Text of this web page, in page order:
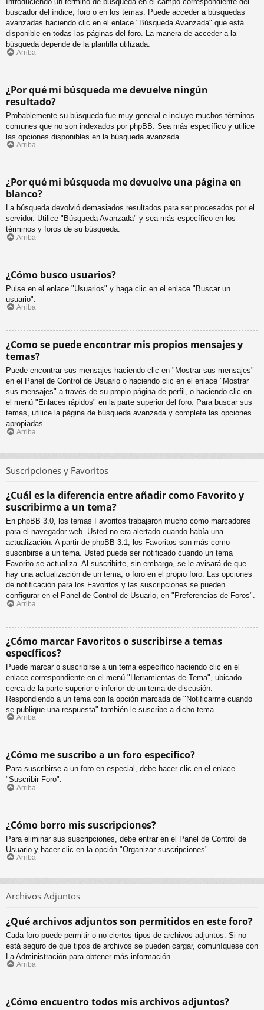
buscador del índice, foro o en los temas. Puede acceder a búsquedas
avanzadas haciendo clic en el enlace "Búsqueda Avanzada" que está
disponible en todas las páginas del foro. La manera de acceder a la
búsqueda depende de la plantilla utilizada.
Arriba
¿Por qué mi búsqueda me devuelve ningún
resultado?
Probablemente su búsqueda fue muy general e incluye muchos términos
comunes que no son indexados por phpBB. Sea más específico y utilice
las opciones disponibles en la búsqueda avanzada.
Arriba
¿Por qué mi búsqueda me devuelve una página en
blanco?
La búsqueda devolvió demasiados resultados para ser procesados por el
servidor. Utilice "Búsqueda Avanzada" y sea más específico en los
términos y foros de su búsqueda.
Arriba
¿Cómo busco usuarios?
Pulse en el enlace "Usuarios" y haga clic en el enlace "Buscar un
usuario".
Arriba
¿Como se puede encontrar mis propios mensajes y
temas?
Puede encontrar sus mensajes haciendo clic en "Mostrar sus mensajes"
en el Panel de Control de Usuario o haciendo clic en el enlace "Mostrar
sus mensajes" a través de su propio página de perfil, o haciendo clic en
el menú "Enlaces rápidos" en la parte superior del foro. Para buscar sus
temas, utilice la página de búsqueda avanzada y complete las opciones
apropiadas.
Arriba
Suscripciones y Favoritos
¿Cuál es la diferencia entre añadir como Favorito y
suscribirme a un tema?
En phpBB 3.0, los temas Favoritos trabajaron mucho como marcadores
para el navegador web. Usted no era alertado cuando había una
actualización. A partir de phpBB 3.1, los Favoritos son más como
suscribirse a un tema. Usted puede ser notificado cuando un tema
Favorito se actualiza. Al suscribirte, sin embargo, se le avisará de que
hay una actualización de un tema, o foro en el propio foro. Las opciones
de notificación para los Favoritos y las suscripciones se pueden
configurar en el Panel de Control de Usuario, en "Preferencias de Foros".
Arriba
¿Cómo marcar Favoritos o suscribirse a temas
específicos?
Puede marcar o suscribirse a un tema específico haciendo clic en el
enlace correspondiente en el menú "Herramientas de Tema", ubicado
cerca de la parte superior e inferior de un tema de discusión.
Respondiendo a un tema con la opción marcada de "Notificarme cuando
se publique una respuesta" también le suscribe a dicho tema.
Arriba
¿Cómo me suscribo a un foro específico?
Para suscribirse a un foro en especial, debe hacer clic en el enlace
"Suscribir Foro".
Arriba
¿Cómo borro mis suscripciones?
Para eliminar sus suscripciones, debe entrar en el Panel de Control de
Usuario y hacer clic en la opción "Organizar suscripciones".
Arriba
Archivos Adjuntos
¿Qué archivos adjuntos son permitidos en este foro?
Cada foro puede permitir o no ciertos tipos de archivos adjuntos. Si no
está seguro de que tipos de archivos se pueden cargar, comuníquese con
La Administración para obtener más información.
Arriba
¿Cómo encuentro todos mis archivos adjuntos?